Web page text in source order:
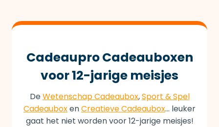
Cadeaupro Cadeauboxen
voor 12-jarige meisjes
DeWetenschap Cadeaubox,Sport & Spel
CadeauboxenCreatieve Cadeaubox… leuker
gaat het niet worden voor 12-jarige meisjes!